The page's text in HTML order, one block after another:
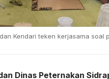
Kendari teken kerjasama soal
Dinas Peternakan